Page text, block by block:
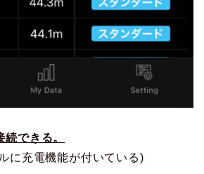
できる。
に充電機能が付いている)